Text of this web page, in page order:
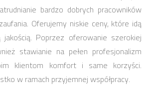
bardzo dobrych pracowników
Oferujemy niskie ceny, które idą
Poprzez oferowanie szerokiej
stawianie na pełen profesjonalizm
klientom komfort i same korzyści.
w ramach przyjemnej współpracy.